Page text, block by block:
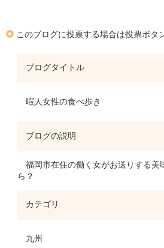
このブログに投票する場合は投票ボタ
ブログタイトル
暇人女性の食べ歩き
ブログの説明
福岡市在住の働く女がお送りする美
ら？
カテゴリ
九州